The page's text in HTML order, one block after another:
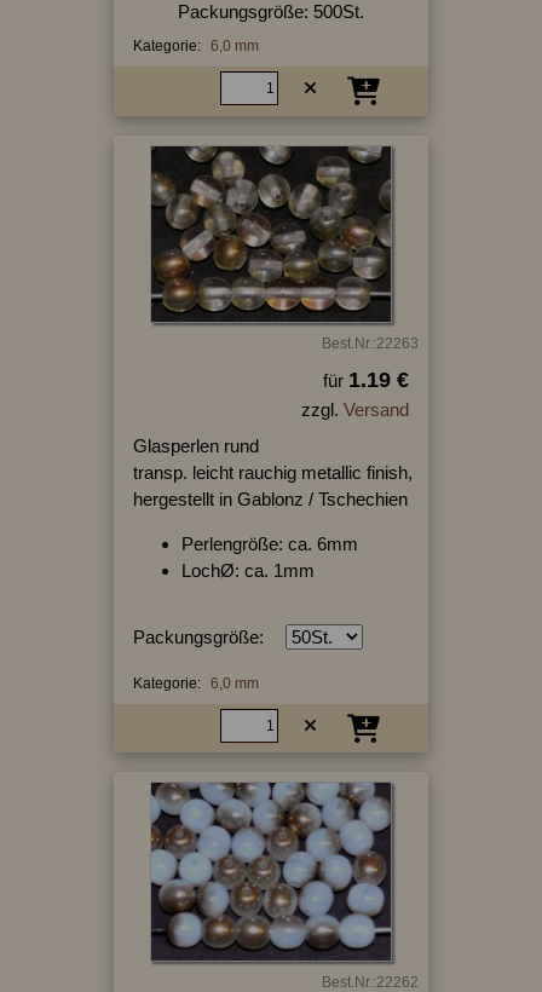
Packungsgröße: 500St.
Kategorie: 6,0 mm
Best.Nr.:22263
für 1.19 €
zzgl. Versand
Glasperlen rund
transp. leicht rauchig metallic finish,
hergestellt in Gablonz / Tschechien
Perlengröße: ca. 6mm
LochØ: ca. 1mm
Packungsgröße:
Kategorie: 6,0 mm
Best.Nr.:22262